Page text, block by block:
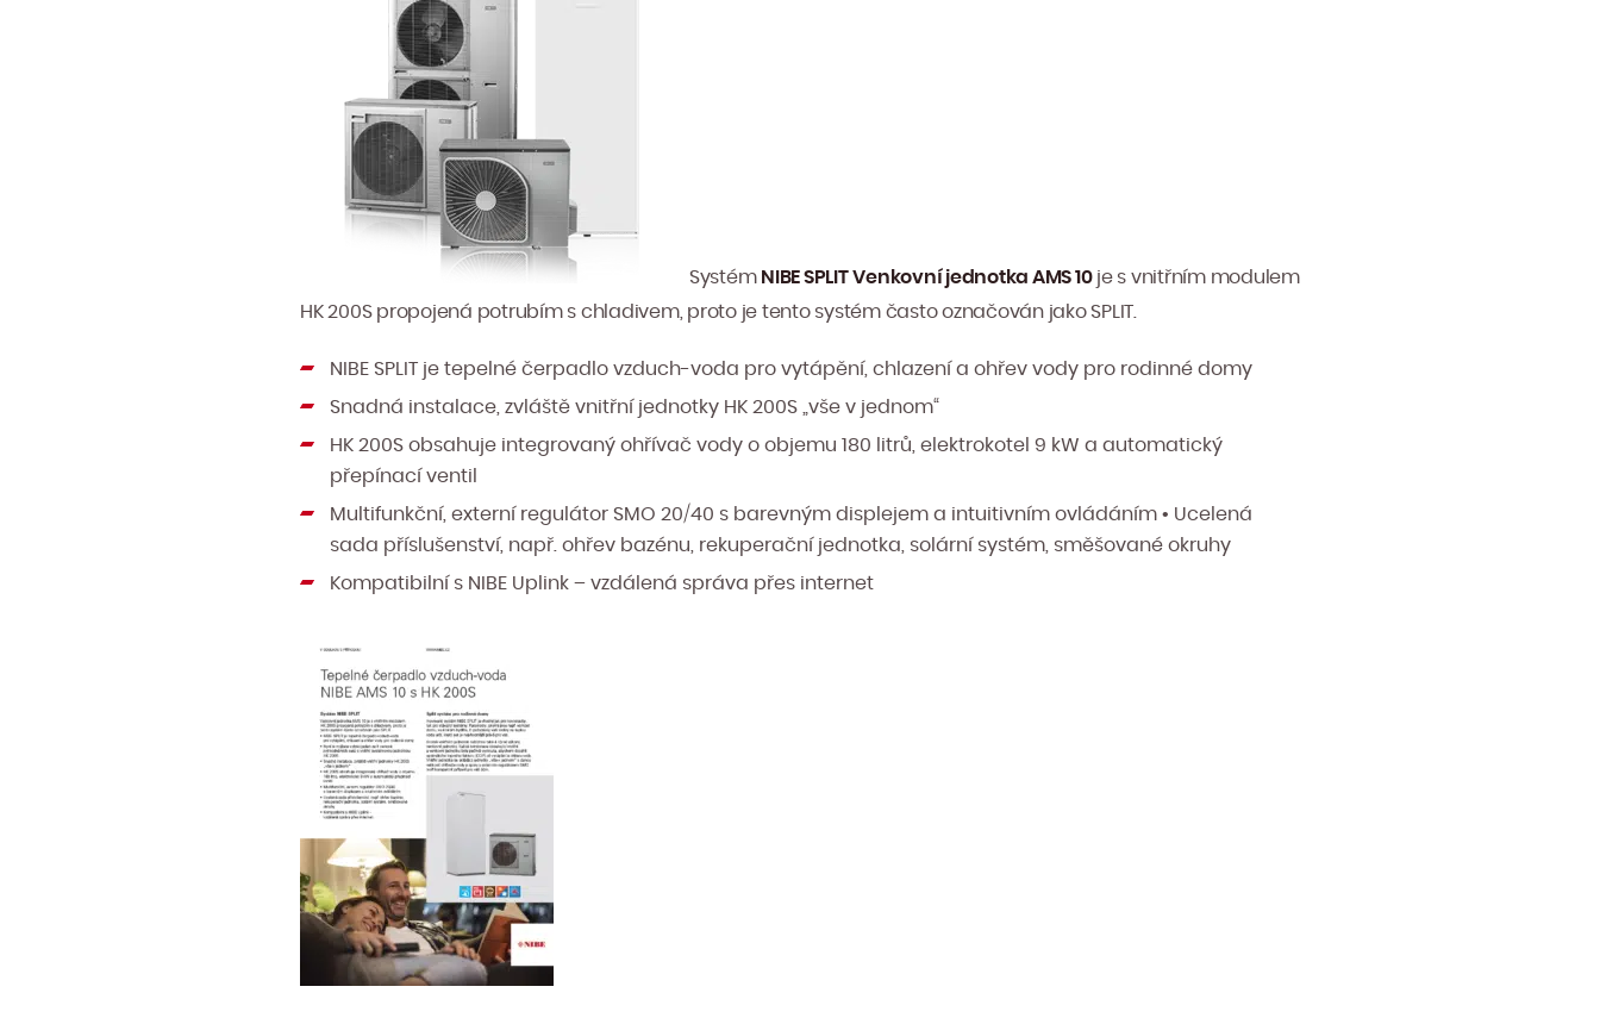
Systém NIBE SPLIT Venkovní jednotka AMS 10je s vnitřním modulem
HK 200S propojená potrubím s chladivem, proto je tento systém často označován jako SPLIT.
NIBE SPLIT je tepelné čerpadlo vzduch-voda pro vytápění, chlazení a ohřev vody pro rodinné domy
Snadná instalace, zvláště vnitřní jednotky HK 200S „vše v jednom“
HK 200S obsahuje integrovaný ohřívač vody o objemu 180 litrů, elektrokotel 9 kW a automatický
přepínací ventil
Multifunkční, externí regulátor SMO 20/40 s barevným displejem a intuitivním ovládáním • Ucelená
sada příslušenství, např. ohřev bazénu, rekuperační jednotka, solární systém, směšované okruhy
Kompatibilní s NIBE Uplink – vzdálená správa přes internet